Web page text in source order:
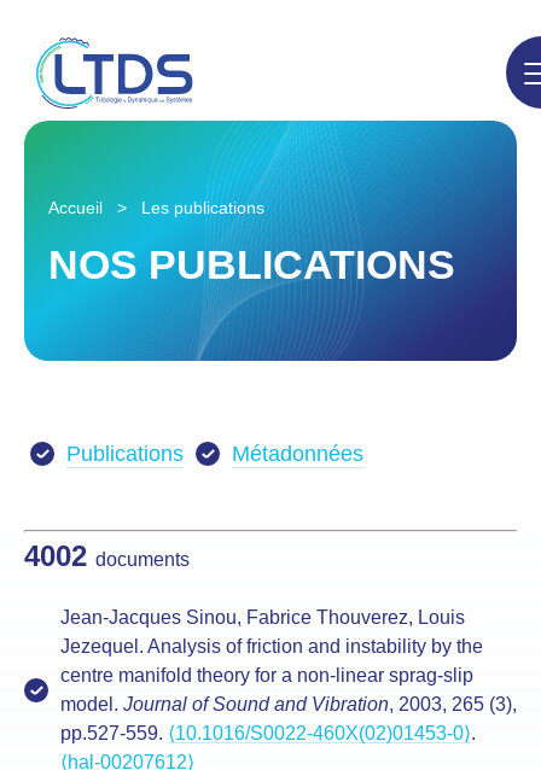
Accueil > Les publications
NOS PUBLICATIONS
Publications Métadonnées
4002 documents
Jean-Jacques Sinou, Fabrice Thouverez, Louis
Jezequel. Analysis of friction and instability by the
centre manifold theory for a non-linear sprag-slip
model. Journal of Sound and Vibration, 2003, 265 (3),
pp.527-559. ⟨10.1016/S0022-460X(02)01453-0⟩.
⟨hal-00207612⟩